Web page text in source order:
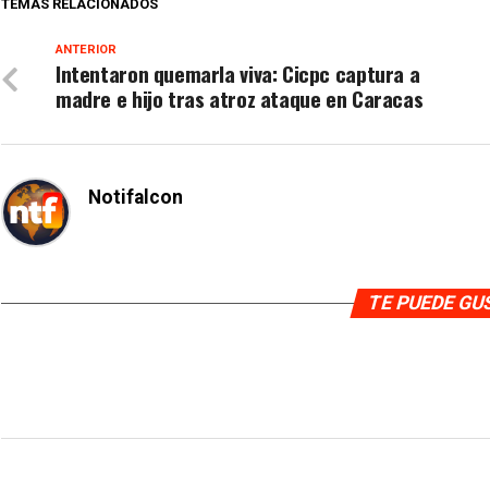
TEMAS RELACIONADOS
ANTERIOR
Intentaron quemarla viva: Cicpc captura a
madre e hijo tras atroz ataque en Caracas
Notifalcon
TE PUEDE